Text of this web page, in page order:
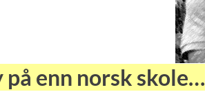
på enn norsk skole…